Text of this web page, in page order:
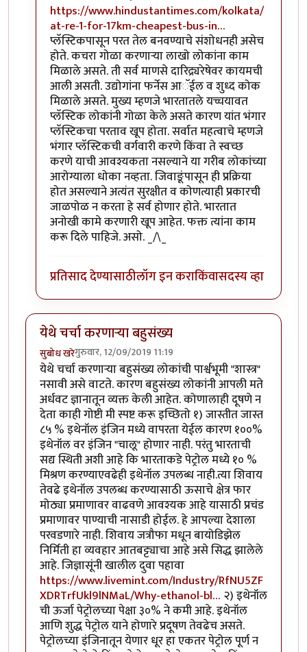
https://www.hindustantimes.com/kolkata/
at-re-1-for-17km-cheapest-bus-in…
प्लॅस्टिकपासून परत तेल बनवण्याचे संशोधनही असेच
होते. कचरा गोळा करणाऱ्या लाखो लोकांना काम
मिळाले असते. ती सर्व माणसे दारिद्र्यरेषेवर कायमची
आली असती. उद्योगांना फर्नेस आॅईल व शुध्द कोक
मिळाले असते. मुख्य म्हणजे भारतातले यच्चयावत
प्लॅस्टिक लोकांनी गोळा केले असते कारण यांत भंगार
प्लॅस्टिकचा परताव खूप होता. सर्वात महत्वाचे म्हणजे
भंगार प्लॅस्टिकची वर्गवारी करणे किंवा ते स्वच्छ
करणे याची आवश्यकता नसल्याने या गरीब लोकांच्या
आरोग्याला धोका नव्हता. जिवाङूंपासून ही प्रक्रिया
होत असल्याने अत्यंत सुरक्षीत व कोणत्याही प्रकारची
जाळपोळ न करता हे सर्व होणार होते. भारतात
अनोखी कामे करणारी खूप आहेत. फक्त त्यांना काम
करू दिले पाहिजे. असो. _/\_
प्रतिसाद देण्यासाठीलॉग इन कराकिंवासदस्य व्हा
येथे चर्चा करणाऱ्या बहुसंख्य
सुबोध खरेगुरुवार, 12/09/2019 11:19
येथे चर्चा करणाऱ्या बहुसंख्य लोकांची पार्श्वभूमी "शास्त्र"
नसावी असे वाटते. कारण बहुसंख्य लोकांनी आपली मते
अर्धवट ज्ञानातून व्यक्त केली आहेत. कोणालाही दूषणे न
देता काही गोष्टी मी स्पष्ट करू इच्छितो १) जास्तीत जास्त
८५ % इथेनॉल इंजिन मध्ये वापरता येईल कारण १००%
इथेनॉल वर इंजिन "चालू" होणार नाही. परंतु भारताची
सद्य स्थिती अशी आहे कि भारताकडे पेट्रोल मध्ये १० %
मिश्रण करण्याएवढेही इथेनॉल उपलब्ध नाही.त्या शिवाय
तेवढे इथेनॉल उपलब्ध करण्यासाठी ऊसाचे क्षेत्र फार
मोठ्या प्रमाणावर वाढवणे आवश्यक आहे यासाठी प्रचंड
प्रमाणावर पाण्याची नासाडी होईल. हे आपल्या देशाला
परवडणारे नाही. शिवाय जत्रौफा मधून बायोडिझेल
निर्मिती हा व्यवहार आतबट्ट्याचा आहे असे सिद्ध झालेले
आहे. जिज्ञासूंनी खालील दुवा पहावा
https://www.livemint.com/Industry/RfNU5ZF
XDRTrfUkl9lNMaL/Why-ethanol-bl… २) इथेनॉल
ची ऊर्जा पेट्रोलच्या पेक्षा ३०% ने कमी आहे. इथेनॉल
आणि शुद्ध पेट्रोल याने होणारे प्रदूषण तेवढेच असते.
पेट्रोलच्या इंजिनातून येणार धूर हा एकतर पेट्रोल पूर्ण न